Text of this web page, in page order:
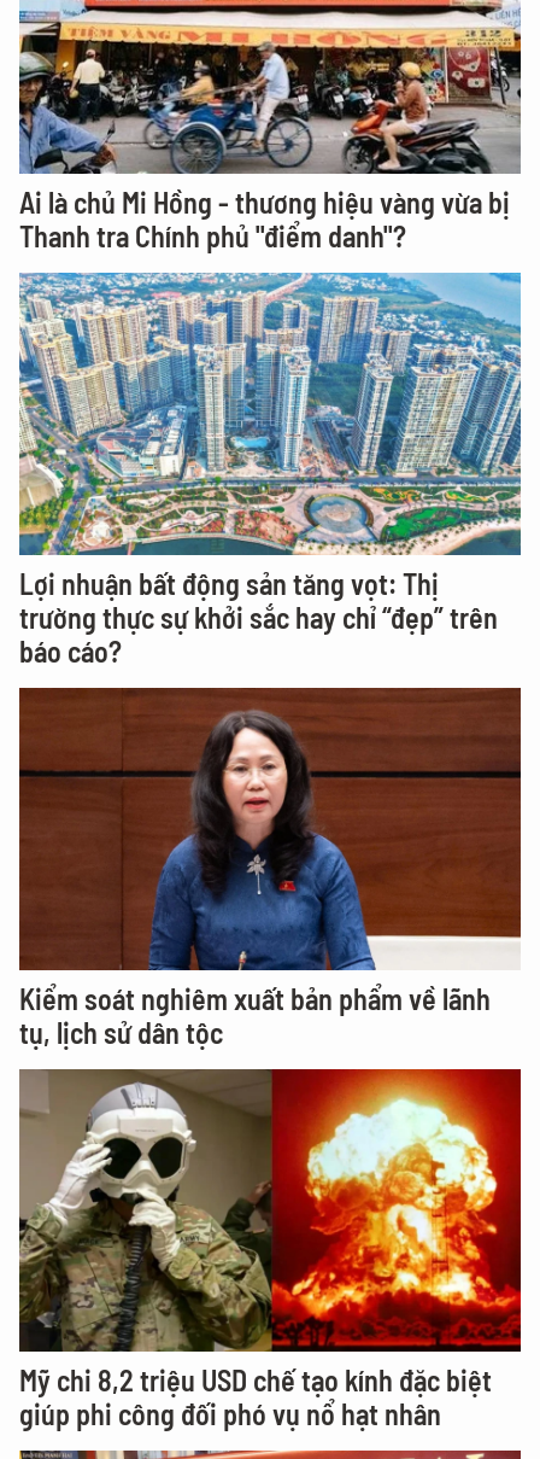
Ai là chủ Mi Hồng - thương hiệu vàng vừa bị
Thanh tra Chính phủ "điểm danh"?
Lợi nhuận bất động sản tăng vọt: Thị
trường thực sự khởi sắc hay chỉ “đẹp” trên
báo cáo?
Kiểm soát nghiêm xuất bản phẩm về lãnh
tụ, lịch sử dân tộc
Mỹ chi 8,2 triệu USD chế tạo kính đặc biệt
giúp phi công đối phó vụ nổ hạt nhân